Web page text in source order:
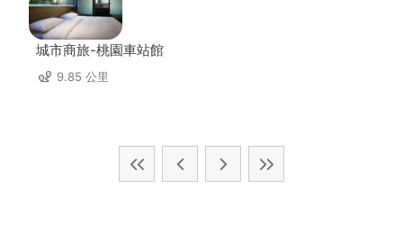
城市商旅-桃園車站館
9.85 公里